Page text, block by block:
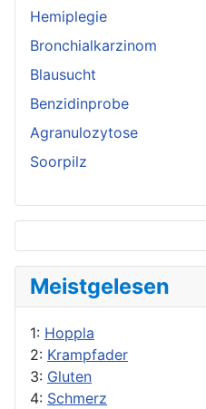
Hemiplegie
Bronchialkarzinom
Blausucht
Benzidinprobe
Agranulozytose
Soorpilz
Meistgelesen
1: Hoppla
2: Krampfader
3: Gluten
4: Schmerz